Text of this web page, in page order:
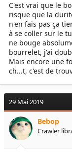
C'est vrai que le
risque que la
n'en fais pas ça
à se coller sur le
ne bouge
bourrelet, j'ai
Mais encore une
ch...t, c'est de
29 Mai 2019
Bebop
Crawler